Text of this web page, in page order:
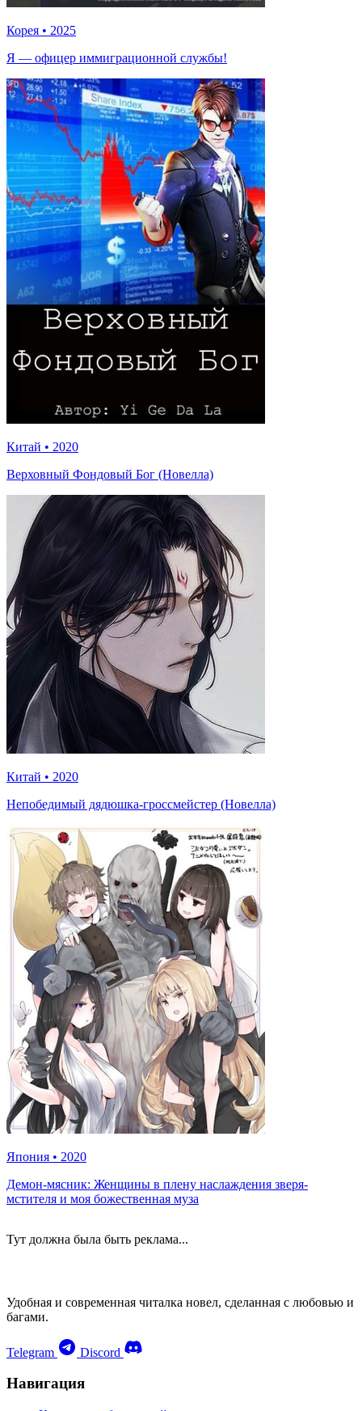
Корея • 2025
Я — офицер иммиграционной службы!
Китай • 2020
Верховный Фондовый Бог (Новелла)
Китай • 2020
Непобедимый дядюшка-гроссмейстер (Новелла)
Япония • 2020
Демон-мясник: Женщины в плену наслаждения зверя-
мстителя и моя божественная муза
Тут должна была быть реклама...
Удобная и современная читалка новел, сделанная с любовью и
багами.
Telegram Discord
Навигация